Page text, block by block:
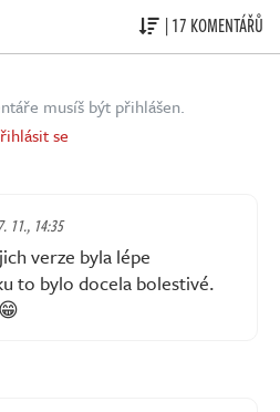
| 17 KOMENTÁŘŮ
musíš být přihlášen.
se
11., 14:35
verze byla lépe
to bylo docela bolestivé.